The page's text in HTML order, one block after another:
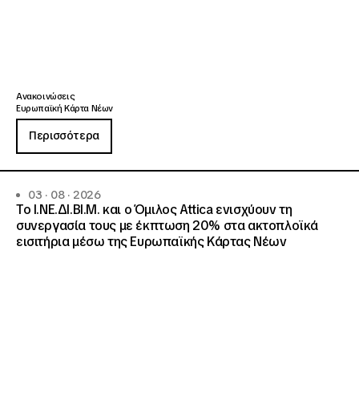
Ανακοινώσεις
Ευρωπαϊκή Κάρτα Νέων
Περισσότερα
03 · 08 · 2026
Το Ι.ΝΕ.ΔΙ.ΒΙ.Μ. και o Όμιλος Attica ενισχύουν τη
συνεργασία τους με έκπτωση 20% στα ακτοπλοϊκά
εισιτήρια μέσω της Ευρωπαϊκής Κάρτας Νέων